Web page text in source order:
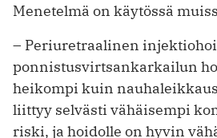
Menetelmä on käytössä
– Periuretraalinen
ponnistusvirtsankarkailun
heikompi kuin
liittyy selvästi vähäisempi
riski, ja hoidolle on hyvin